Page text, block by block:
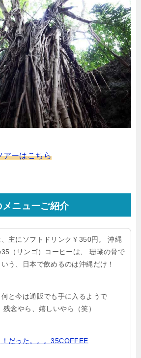
アーはこちら
ニューご紹介
主にソフトドリンク￥350円。
沖縄
（サンゴ）コーヒーは、
珊瑚の骨で
う、日本で飲めるのは沖縄だけ！
と今は通販でも手に入るようで
残念やら、嬉しいやら（笑）
！だった。。。35COFFEE